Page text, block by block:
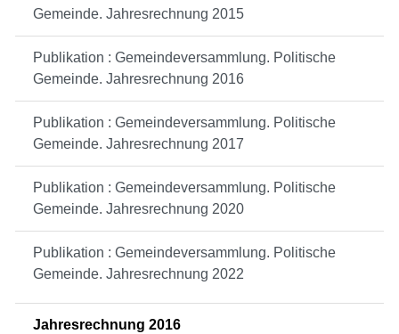
Gemeinde. Jahresrechnung 2015
Publikation : Gemeindeversammlung. Politische
Gemeinde. Jahresrechnung 2016
Publikation : Gemeindeversammlung. Politische
Gemeinde. Jahresrechnung 2017
Publikation : Gemeindeversammlung. Politische
Gemeinde. Jahresrechnung 2020
Publikation : Gemeindeversammlung. Politische
Gemeinde. Jahresrechnung 2022
Jahresrechnung 2016